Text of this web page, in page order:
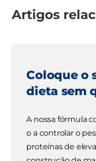
Artigos
Coloque o
dieta sem
A nossa fórmula
o a controlar o
proteínas de